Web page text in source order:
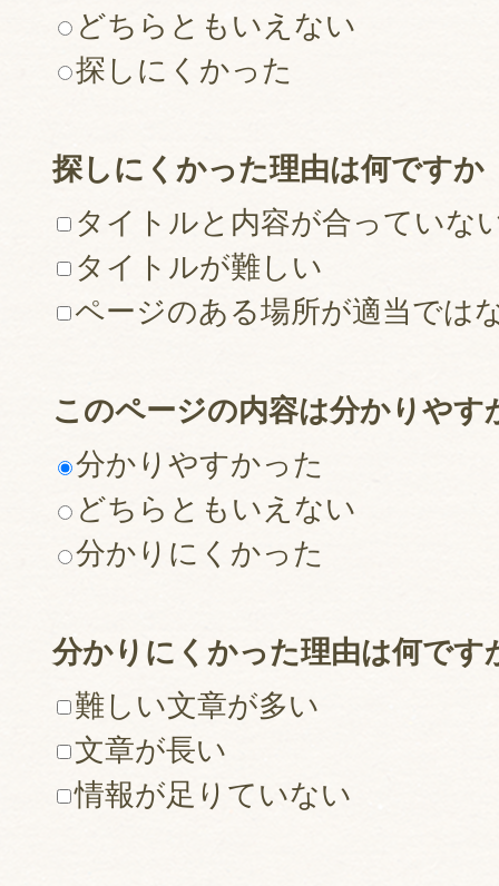
どちらともいえない
探しにくかった
探しにくかった理由は何ですか
タイトルと内容が合っていな
タイトルが難しい
ページのある場所が適当では
このページの内容は分かりやす
分かりやすかった
どちらともいえない
分かりにくかった
分かりにくかった理由は何です
難しい文章が多い
文章が長い
情報が足りていない